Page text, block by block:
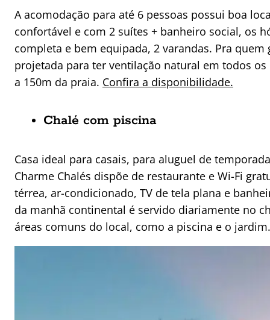
A acomodação para até 6 pessoas possui boa
confortável e com 2 suítes + banheiro social, os
completa e bem equipada, 2 varandas. Pra
projetada para ter ventilação natural em todos
a 150m da praia. Confira a disponibilidade.
Chalé com piscina
Casa ideal para casais, para aluguel de
Charme Chalés dispõe de restaurante e Wi-Fi
térrea, ar-condicionado, TV de tela plana e
da manhã continental é servido diariamente no
áreas comuns do local, como a piscina e o